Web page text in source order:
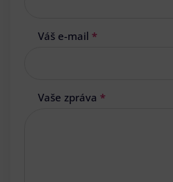
Váš e-mail *
Vaše zpráva *